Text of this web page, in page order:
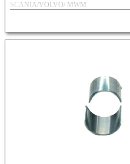
SCANIA/VOLVO/ MWM